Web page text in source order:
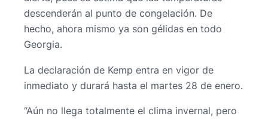
descenderán al punto de congelación. De
hecho, ahora mismo ya son gélidas en todo
Georgia.
La declaración de Kemp entra en vigor de
inmediato y durará hasta el martes 28 de enero.
“Aún no llega totalmente el clima invernal, pero